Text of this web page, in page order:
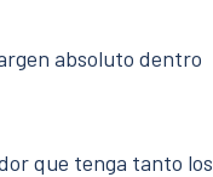
absoluto dentro
que tenga tanto los